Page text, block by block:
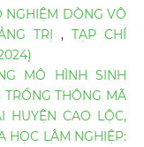
NGHIỆM DÒNG VÔ
TRỊ , TẠP CHÍ
MÔ HÌNH SINH
TRỒNG THÔNG MÃ
CAO LỘC,
HỌC LÂM NGHIỆP: